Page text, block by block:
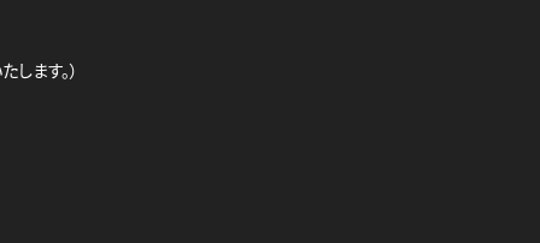
ます。）